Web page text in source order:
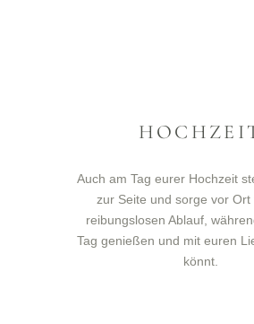
Auch am Tag eurer Hochzeit
zur Seite und sorge vor Ort
reibungslosen Ablauf,
Tag genießen und mit euren
könnt.